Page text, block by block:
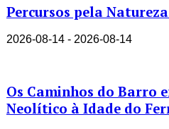
Percursos pela
2026-08-14 - 2026-08-14
Os Caminhos do Barro
Neolítico à Idade do